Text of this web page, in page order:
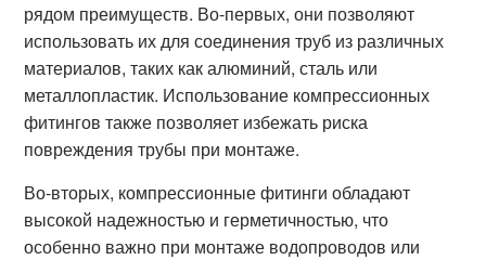
рядом преимуществ. Во-первых, они позволяют
использовать их для соединения труб из различных
материалов, таких как алюминий, сталь или
металлопластик. Использование компрессионных
фитингов также позволяет избежать риска
повреждения трубы при монтаже.
Во-вторых, компрессионные фитинги обладают
высокой надежностью и герметичностью, что
особенно важно при монтаже водопроводов или